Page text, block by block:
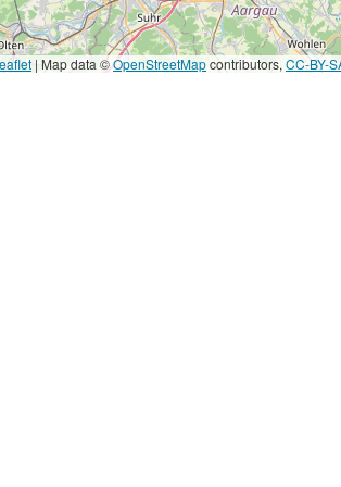
| Map data ©OpenStreetMapcontributors, CC-BY-